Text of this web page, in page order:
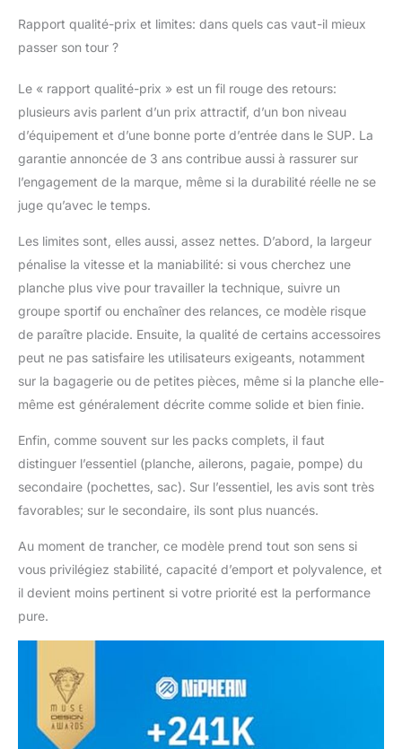
Rapport qualité-prix et limites: dans quels cas vaut-il mieux
passer son tour ?
Le « rapport qualité-prix » est un fil rouge des retours:
plusieurs avis parlent d’un prix attractif, d’un bon niveau
d’équipement et d’une bonne porte d’entrée dans le SUP. La
garantie annoncée de 3 ans contribue aussi à rassurer sur
l’engagement de la marque, même si la durabilité réelle ne se
juge qu’avec le temps.
Les limites sont, elles aussi, assez nettes. D’abord, la largeur
pénalise la vitesse et la maniabilité: si vous cherchez une
planche plus vive pour travailler la technique, suivre un
groupe sportif ou enchaîner des relances, ce modèle risque
de paraître placide. Ensuite, la qualité de certains accessoires
peut ne pas satisfaire les utilisateurs exigeants, notamment
sur la bagagerie ou de petites pièces, même si la planche elle-
même est généralement décrite comme solide et bien finie.
Enfin, comme souvent sur les packs complets, il faut
distinguer l’essentiel (planche, ailerons, pagaie, pompe) du
secondaire (pochettes, sac). Sur l’essentiel, les avis sont très
favorables; sur le secondaire, ils sont plus nuancés.
Au moment de trancher, ce modèle prend tout son sens si
vous privilégiez stabilité, capacité d’emport et polyvalence, et
il devient moins pertinent si votre priorité est la performance
pure.